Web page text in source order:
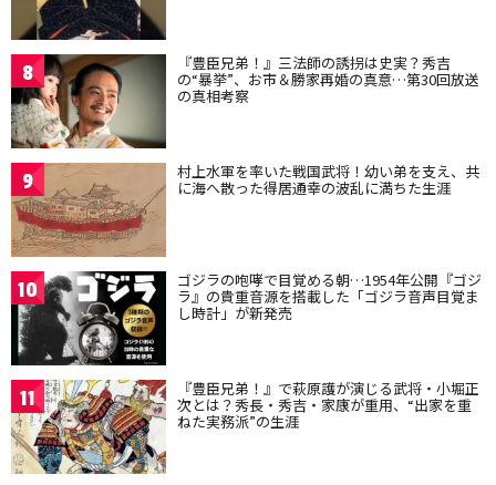
8 『豊臣兄弟！』三法師の誘拐は史実？秀吉
の“暴挙”、お市＆勝家再婚の真意…第30回放送
の真相考察
9 村上水軍を率いた戦国武将！幼い弟を支え、共
に海へ散った得居通幸の波乱に満ちた生涯
10 ゴジラの咆哮で目覚める朝…1954年公開『ゴジ
ラ』の貴重音源を搭載した「ゴジラ音声目覚ま
し時計」が新発売
11 『豊臣兄弟！』で萩原護が演じる武将・小堀正
次とは？秀長・秀吉・家康が重用、“出家を重
ねた実務派”の生涯